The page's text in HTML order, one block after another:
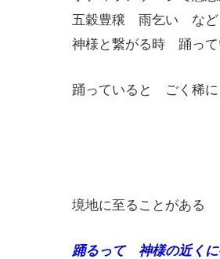
五穀豊穣 雨乞い な
神様と繋がる時 踊って
踊っていると ごく稀に
境地に至ることがある
踊るって 神様の近くに